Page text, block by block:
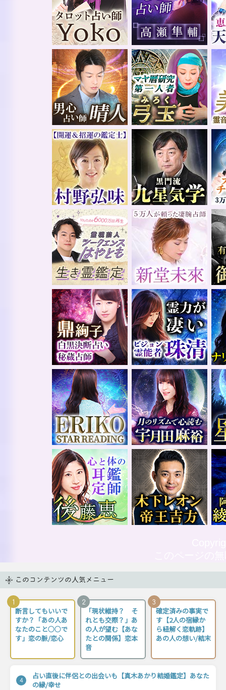
このコンテンツの人気メニュー
1
断言してもいいで
すか？「あの人あ
なたのこと○○で
す」恋の脈/恋心
2
「現状維持？ そ
れとも交際？」あ
の人が望む【あな
たとの関係】恋本
音
3
確定済みの事実で
す【2人の宿縁か
ら紐解く恋軌跡】
あの人の想い/結末
4
占い直後に伴侶との出会いも【真木あかり結婚鑑定】あなた
の縁/幸せ